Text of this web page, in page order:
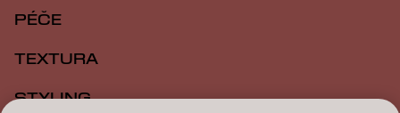
PÉČE
TEXTURA
STYLING